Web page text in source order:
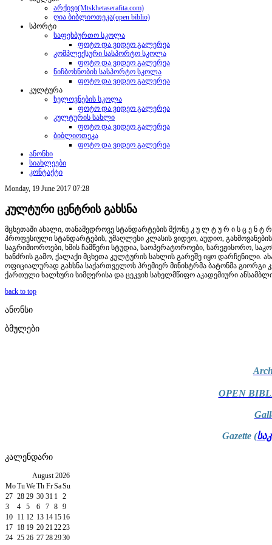
არქივი(Mtskhetaserafita.com)
ღია ბიბლიოთეკა(open biblio)
სპორტი
საფეხბურთო სკოლა
ფოტო და ვიდეო გალერეა
კომპლექსური სასპორტო სკოლა
ფოტო და ვიდეო გალერეა
ნიჩბოსნობის სასპორტო სკოლა
ფოტო და ვიდეო გალერეა
კულტურა
ხელოვნების სკოლა
ფოტო და ვიდეო გალერეა
კულტურის სახლი
ფოტო და ვიდეო გალერეა
ბიბლიოთეკა
ფოტო და ვიდეო გალერეა
ანონსი
სიახლეები
კონტაქტი
Monday, 19 June 2017 07:28
კულტური ცენტრის გახსნა
მცხეთაში ახალი, თანამედროვე სტანდარტების მქონე კ უ ლ ტ უ რ ი ს ც ე ნ
პროფესიული სტანდარტების, უმაღლესი კლასის ვიდეო, აუდიო,
საგრიმიოროები, ხმის ჩამწერი სტუდია, საოპერატოროები, სარეჟისორო,
ხანძრის გამო, ქალაქი მცხეთა კულტურის სახლის გარეშე იყო დარჩენილი.
ოფიციალურად გახსნა საქართველოს პრემიერ მინისტრმა ბატონმა გიორგი
ქართული ხალხური სიმღერისა და ცეკვის სახელმწიფო აკადემიური
back to top
ანონსი
ბმულები
OPEN
Gazette (
კალენდარი
August 2026
MoTuWeTh FrSaSu
27 28 29 30 31 1 2
3
4 5 6 7 8 9
10 11 12 13 14 15 16
17 18 19 20 212223
24 25 26 27 282930